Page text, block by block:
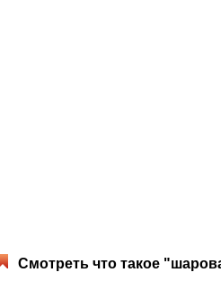
Смотреть что такое